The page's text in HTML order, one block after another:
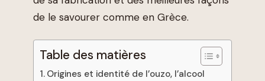
de le savourer comme en Grèce.
Table des matières
Origines et identité de l’ouzo, l’alcool